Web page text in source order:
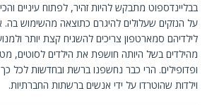
בבליינדספוט מתבקש להיות זהיר, לפתוח עיניים
על הנזקים שעלולים להיגרם כתוצאה מהשימוש בה.
לילדיהם סמארטפון צריכים להשגיח קצת יותר
מהילדים בשל היותה חושפת את הילדים לסוטים,
ופדופילים. הרי כבר נחשפנו ברשת ובחדשות לכל
וילדות שהוטרדו על ידי אנשים ברשתות החברתיות.